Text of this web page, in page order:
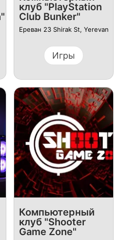
клуб "PlayStation
Club Bunker"
Ереван 23 Shirak St, Yerevan
Игры
Компьютерный
клуб "Shooter
Game Zone"